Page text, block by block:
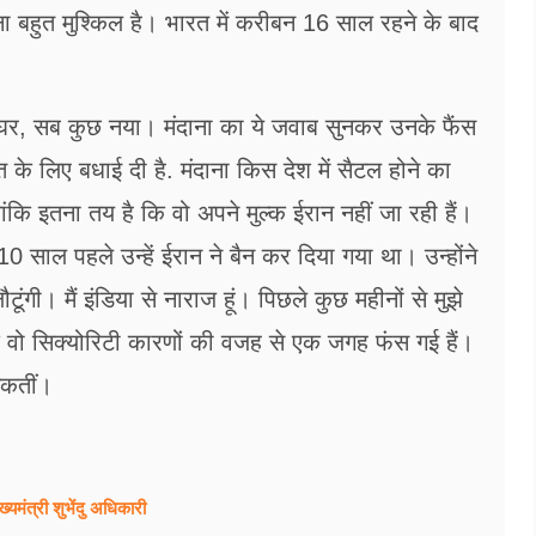
बहुत मुश्किल है। भारत में करीबन 16 साल रहने के बाद
सब कुछ नया। मंदाना का ये जवाब सुनकर उनके फैंस
लिए बधाई दी है. मंदाना किस देश में सैटल होने का
इतना तय है कि वो अपने मुल्क ईरान नहीं जा रही हैं।
10 साल पहले उन्हें ईरान ने बैन कर दिया गया था। उन्होंने
मैं इंडिया से नाराज हूं। पिछले कुछ महीनों से मुझे
वो सिक्योरिटी कारणों की वजह से एक जगह फंस गई हैं।
शुभेंदु अधिकारी